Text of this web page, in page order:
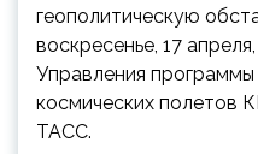
геополитическую
воскресенье, 17
Управления
космических полетов
ТАСС.